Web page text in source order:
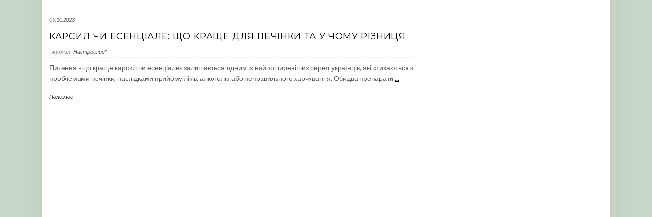
09.10.2023
КАРСИЛ ЧИ ЕСЕНЦІАЛЕ: ЩО КРАЩЕ ДЛЯ ПЕЧІНКИ ТА У ЧОМУ РІЗНИЦЯ
журнал "Настроение"
Питання «що краще карсил чи есенціале» залишається одним із найпоширеніших серед українців, які стикаються з
проблемами печінки, наслідками прийому ліків, алкоголю або неправильного харчування. Обидва препарати ...
Полезное